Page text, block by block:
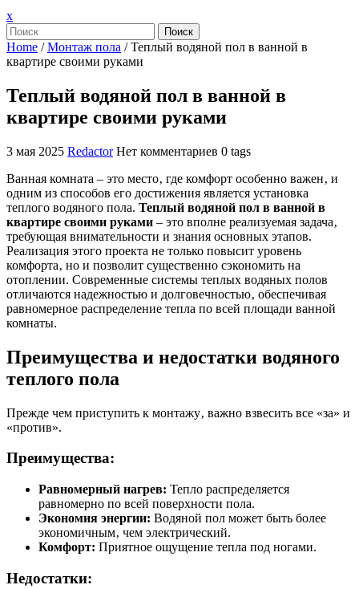
xЗакрыть
меню
Поиск
Home /Монтаж пола /Теплый водяной пол в ванной в
квартире своими руками
Теплый водяной пол в ванной в
квартире своими руками
3 мая 2025 Redactor Нет комментариев 0 tags
Ванная комната – это место‚ где комфорт особенно важен‚ и
одним из способов его достижения является установка
теплого водяного пола. Теплый водяной пол в ванной в
квартире своими руками – это вполне реализуемая задача‚
требующая внимательности и знания основных этапов.
Реализация этого проекта не только повысит уровень
комфорта‚ но и позволит существенно сэкономить на
отоплении. Современные системы теплых водяных полов
отличаются надежностью и долговечностью‚ обеспечивая
равномерное распределение тепла по всей площади ванной
комнаты.
Преимущества и недостатки водяного
теплого пола
Прежде чем приступить к монтажу‚ важно взвесить все «за» и
«против».
Преимущества:
Равномерный нагрев: Тепло распределяется
равномерно по всей поверхности пола.
Экономия энергии: Водяной пол может быть более
экономичным‚ чем электрический.
Комфорт: Приятное ощущение тепла под ногами.
Недостатки: